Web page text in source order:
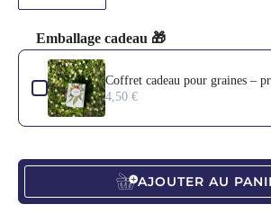
Emballage cadeau 🎁
Use the Previous and Next buttons to
Coffret cadeau pour graines –
4,50 €
AJOUTER AU